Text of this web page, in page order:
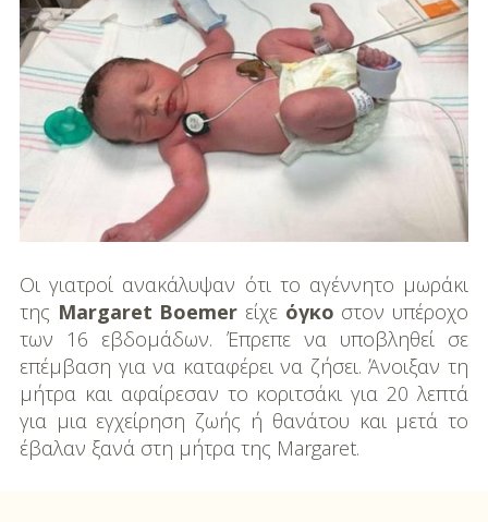
Συμβουλές
Διατροφής
Υγεία – Ψυχολογία
Οι γιατροί ανακάλυψαν ότι το αγέννητο μωράκι
της Margaret Boemer είχε όγκο στον υπέροχο
των 16 εβδομάδων. Έπρεπε να υποβληθεί σε
επέμβαση για να καταφέρει να ζήσει. Άνοιξαν τη
μήτρα και αφαίρεσαν το κοριτσάκι για 20 λεπτά
για μια εγχείρηση ζωής ή θανάτου και μετά το
έβαλαν ξανά στη μήτρα της Margaret.